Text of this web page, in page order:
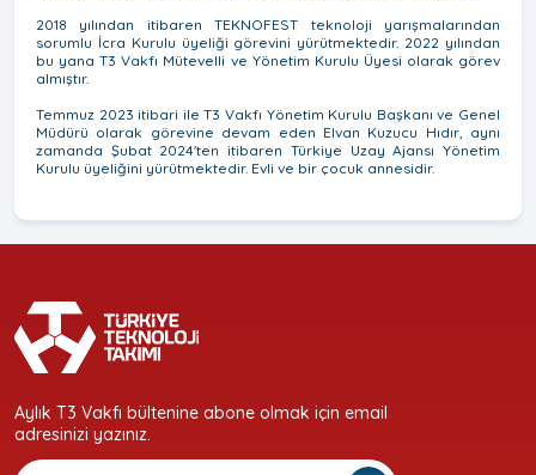
2018 yılından itibaren TEKNOFEST teknoloji yarışmalarından
sorumlu İcra Kurulu üyeliği görevini yürütmektedir. 2022 yılından
bu yana T3 Vakfı Mütevelli ve Yönetim Kurulu Üyesi olarak görev
almıştır.
Temmuz 2023 itibari ile T3 Vakfı Yönetim Kurulu Başkanı ve Genel
Müdürü olarak görevine devam eden Elvan Kuzucu Hıdır, aynı
zamanda Şubat 2024'ten itibaren Türkiye Uzay Ajansı Yönetim
Kurulu üyeliğini yürütmektedir. Evli ve bir çocuk annesidir.
Aylık T3 Vakfı bültenine abone olmak için email
adresinizi yazınız.